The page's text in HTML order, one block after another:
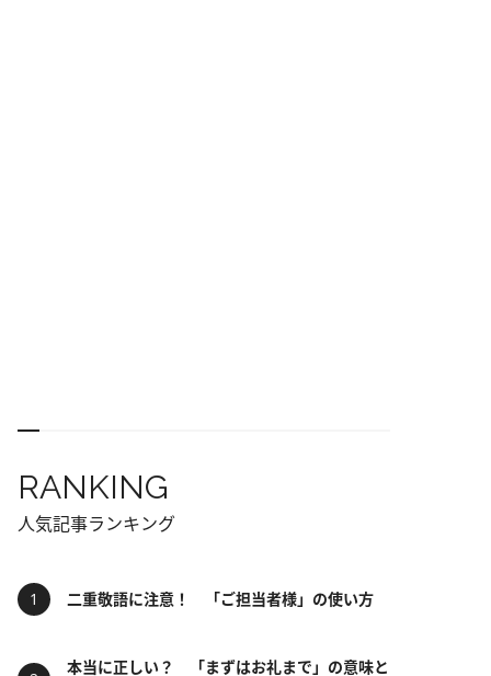
RANKING
人気記事ランキング
二重敬語に注意！ 「ご担当者様」の使い方
本当に正しい？ 「まずはお礼まで」の意味と